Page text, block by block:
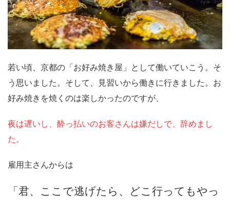
若い頃、京都の「お好み焼き屋」として働いていこう。そ
う思いました。そして、見習いから働きに行きました。お
好み焼きを焼くのは楽しかったのですが、
夜は遅いし、酔っ払いのお客さんは嫌だしで、辞めまし
た。
雇用主さんからは
「君、ここで逃げたら、どこ行ってもやっ